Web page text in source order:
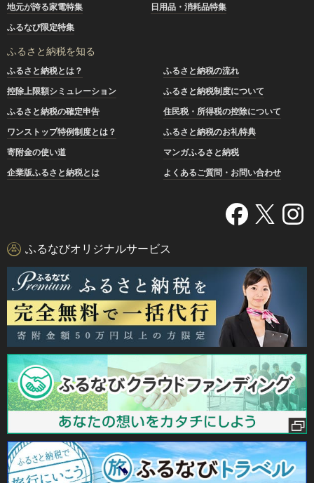
地元が誇る家電特集
日用品・消耗品特集
ふるなび限定特集
ふるさと納税を知る
ふるさと納税とは？
ふるさと納税の流れ
控除上限額シミュレーション
ふるさと納税制度について
ふるさと納税の確定申告
住民税・所得税の控除について
ワンストップ特例制度とは？
ふるさと納税のお礼特典
寄附金の使い道
マンガふるさと納税
企業版ふるさと納税とは
よくあるご質問・お問い合わせ
ふるなびオリジナルサービス